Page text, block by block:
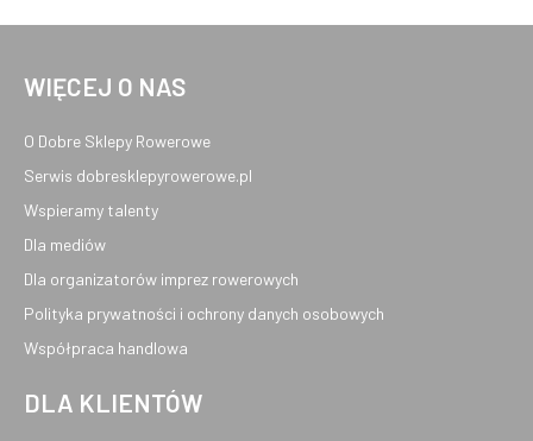
WIĘCEJ O NAS
O Dobre Sklepy Rowerowe
Serwis dobresklepyrowerowe.pl
Wspieramy talenty
Dla mediów
Dla organizatorów imprez rowerowych
Polityka prywatności i ochrony danych osobowych
Współpraca handlowa
DLA KLIENTÓW